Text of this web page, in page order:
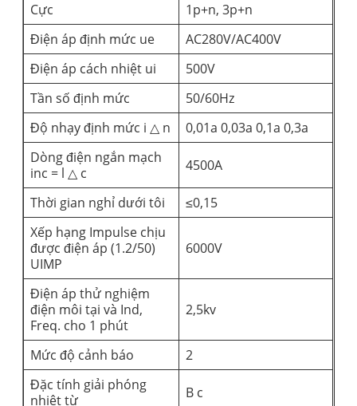
Cực
1p+n, 3p+n
Điện áp định mức ue
AC280V/AC400V
Điện áp cách nhiệt ui
500V
Tần số định mức
50/60Hz
Độ nhạy định mức i △ n
0,01a 0,03a 0,1a 0,3a
Dòng điện ngắn mạch
inc = l △ c
4500A
Thời gian nghỉ dưới tôi
≤0,15
Xếp hạng Impulse chịu
được điện áp (1.2/50)
UIMP
6000V
Điện áp thử nghiệm
điện môi tại và Ind,
Freq. cho 1 phút
2,5kv
Mức độ cảnh báo
2
Đặc tính giải phóng
nhiệt từ
B c